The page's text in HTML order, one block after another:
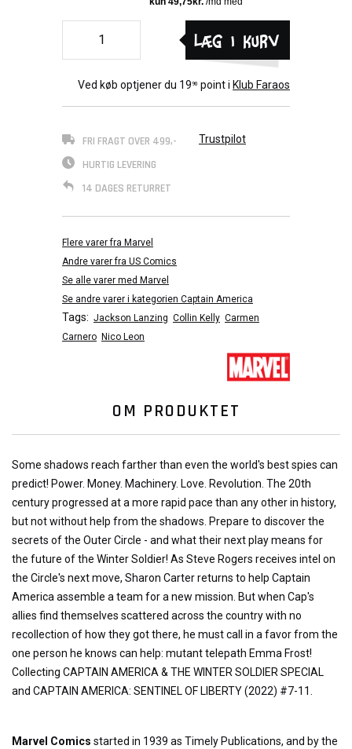
Læg i kurv
Ved køb optjener du 1990 point i Klub Faraos
FRI FRAGT OVER 499,-
HURTIG LEVERING
14 DAGES RETURRET
Trustpilot
Flere varer fra Marvel
Andre varer fra US Comics
Se alle varer med Marvel
Se andre varer i kategorien Captain America
Tags: Jackson Lanzing Collin Kelly Carmen
Carnero Nico Leon
OM PRODUKTET
Some shadows reach farther than even the world's best spies can
predict! Power. Money. Machinery. Love. Revolution. The 20th
century progressed at a more rapid pace than any other in history,
but not without help from the shadows. Prepare to discover the
secrets of the Outer Circle - and what their next play means for
the future of the Winter Soldier! As Steve Rogers receives intel on
the Circle's next move, Sharon Carter returns to help Captain
America assemble a team for a new mission. But when Cap's
allies find themselves scattered across the country with no
recollection of how they got there, he must call in a favor from the
one person he knows can help: mutant telepath Emma Frost!
Collecting CAPTAIN AMERICA & THE WINTER SOLDIER SPECIAL
and CAPTAIN AMERICA: SENTINEL OF LIBERTY (2022) #7-11.
Marvel Comics started in 1939 as Timely Publications, and by the